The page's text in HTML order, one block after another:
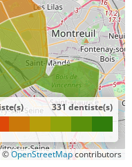
331 dentiste(s)
©OpenStreetMapcontributors